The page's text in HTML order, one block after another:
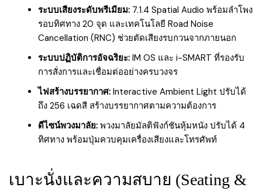
ระบบเสียงระดับพรีเมียม: 7.1.4 Spatial Audio พร้อมลำโพง
รอบทิศทาง 20 จุด และเทคโนโลยี Road Noise
Cancellation (RNC) ช่วยตัดเสียงรบกวนจากภายนอก
ระบบปฏิบัติการอัจฉริยะ: IM OS และ i-SMART ที่รองรับ
การสั่งการและเชื่อมต่ออย่างครบวงจร
ไฟสร้างบรรยากาศ: Interactive Ambient Light ปรับได้
ถึง 256 เฉดสี สร้างบรรยากาศตามความต้องการ
ดีไซน์พวงมาลัย: พวงมาลัยมัลติฟังก์ชันหุ้มหนัง ปรับได้ 4
ทิศทาง พร้อมปุ่มควบคุมเครื่องเสียงและโทรศัพท์
เบาะนั่งและความสบาย (Seating &